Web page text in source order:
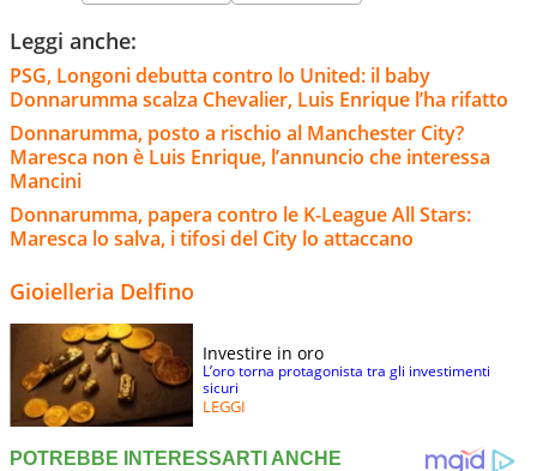
Leggi anche:
PSG, Longoni debutta contro lo United: il baby
Donnarumma scalza Chevalier, Luis Enrique l’ha rifatto
Donnarumma, posto a rischio al Manchester City?
Maresca non è Luis Enrique, l’annuncio che interessa
Mancini
Donnarumma, papera contro le K-League All Stars:
Maresca lo salva, i tifosi del City lo attaccano
Gioielleria Delfino
Investire in oro
L’oro torna protagonista tra gli investimenti
sicuri
LEGGI